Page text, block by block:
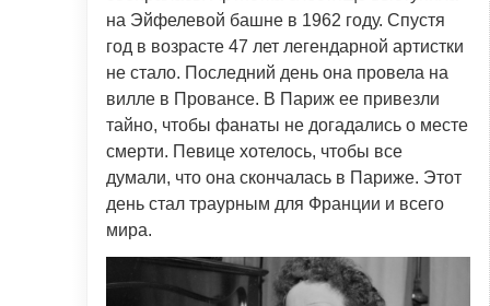
на Эйфелевой башне в 1962 году. Спустя
год в возрасте 47 лет легендарной артистки
не стало. Последний день она провела на
вилле в Провансе. В Париж ее привезли
тайно, чтобы фанаты не догадались о месте
смерти. Певице хотелось, чтобы все
думали, что она скончалась в Париже. Этот
день стал траурным для Франции и всего
мира.